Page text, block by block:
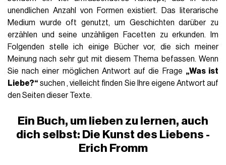
unendlichen Anzahl von Formen existiert. Das literarische
Medium wurde oft genutzt, um Geschichten darüber zu
erzählen und seine unzähligen Facetten zu erkunden. Im
Folgenden stelle ich einige Bücher vor, die sich meiner
Meinung nach sehr gut mit diesem Thema befassen. Wenn
Sie nach einer möglichen Antwort auf die Frage „Was ist
Liebe?“ suchen , vielleicht finden Sie Ihre eigene Antwort auf
den Seiten dieser Texte.
Ein Buch, um lieben zu lernen, auch
dich selbst: Die Kunst des Liebens -
Erich Fromm